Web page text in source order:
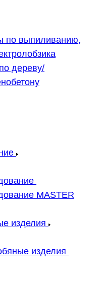
по выпиливанию,
дереву/
MASTER
изделия
изделия